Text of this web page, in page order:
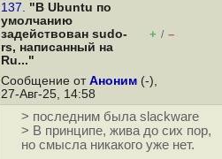
137. "В Ubuntu по
умолчанию
задействован sudo-
rs, написанный на
Ru..."
+ / –
Сообщение от Аноним (-),
27-Авг-25, 14:58
> последним была slackware
> В принципе, жива до сих пор,
но смысла никакого уже нет.